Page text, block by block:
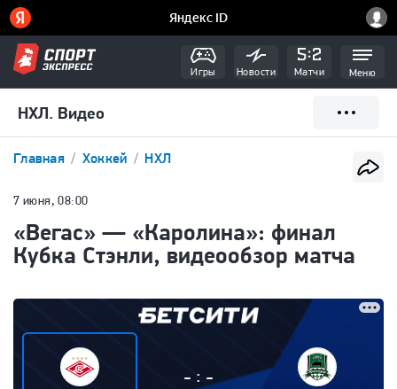
Игры Новости Матчи Меню
НХЛ. Видео
Главная Хоккей НХЛ
7 июня, 08:00
«Вегас» — «Каролина»: финал
Кубка Стэнли, видеообзор матча
- : -